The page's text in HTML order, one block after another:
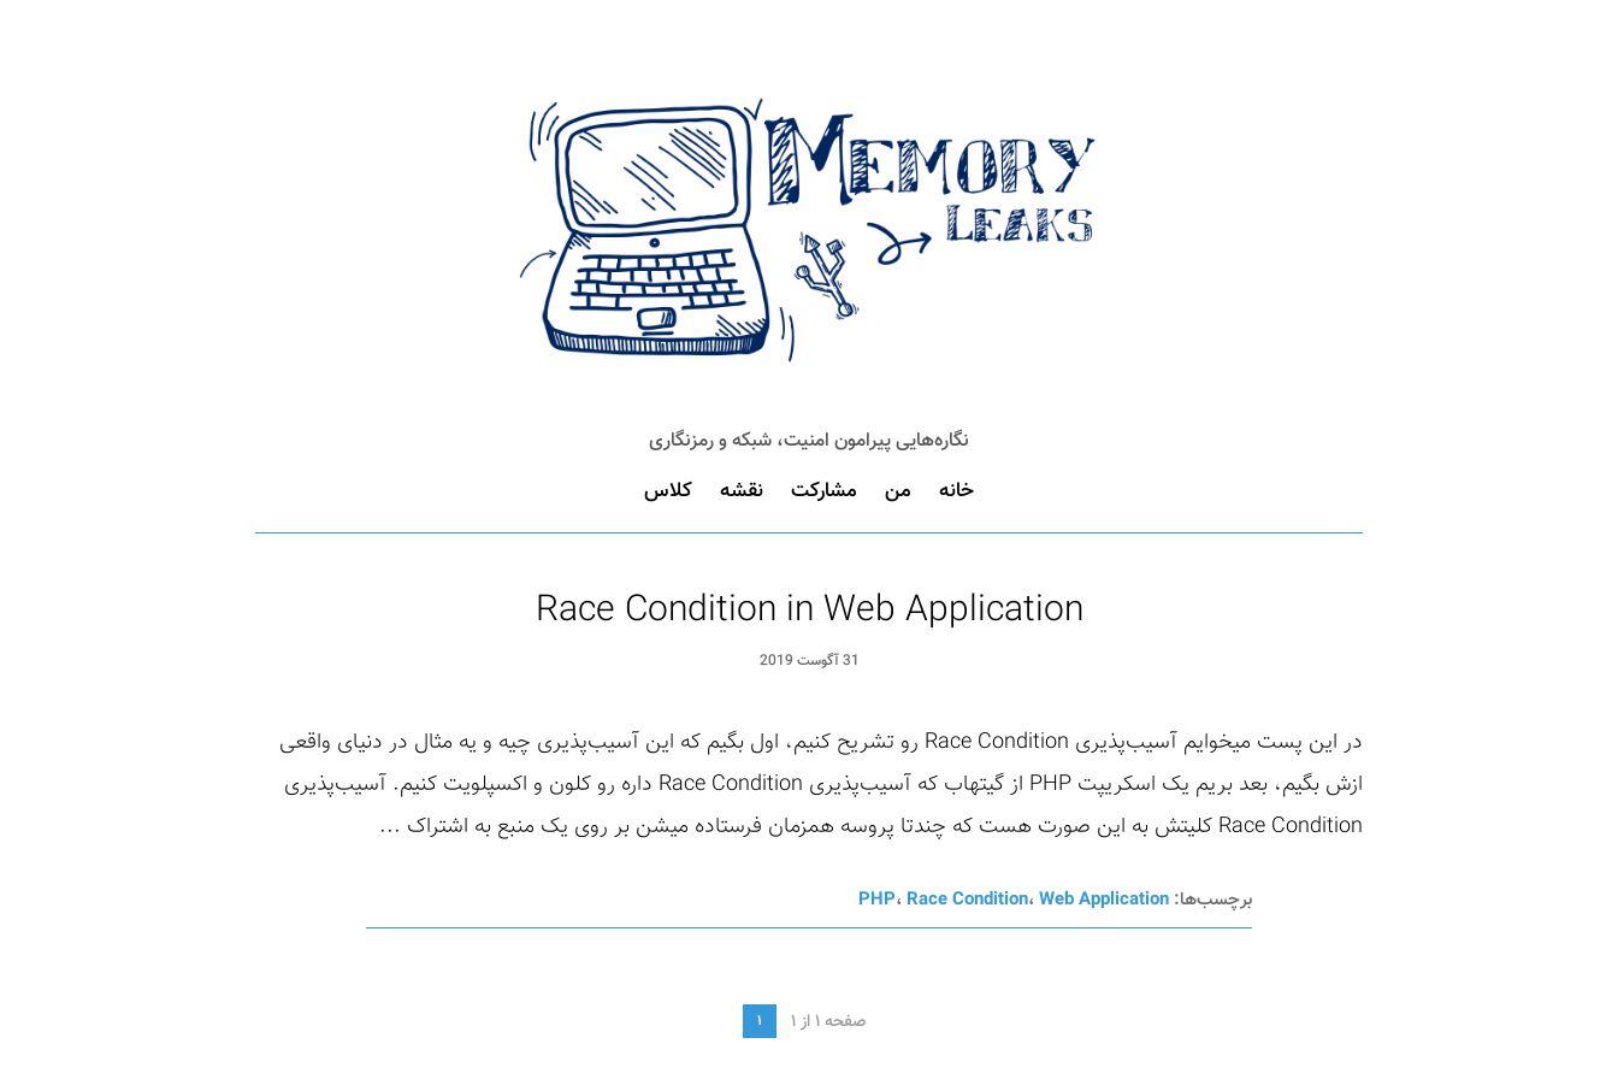
نگاره‌هایی پیرامون امنیت، شبکه و رمزنگاری
خانه من مشارکت نقشه کلاس
Race Condition in Web Application
31 آگوست 2019
در این پست میخوایم آسیب‌پذیری Race Condition رو تشریح کنیم، اول بگیم که این آسیب‌پذیری چیه و یه مثال در دنیای واقعی
ازش بگیم، بعد بریم یک اسکریپت PHP از گیتهاب که آسیب‌پذیری Race Condition داره رو کلون و اکسپلویت کنیم. آسیب‌پذیری
Race Condition کلیتش به این صورت هست که چندتا پروسه همزمان فرستاده میشن بر روی یک منبع به اشتراک ...
برچسب‌ها: PHP، Race Condition، Web Application
صفحه 1 از 1 1